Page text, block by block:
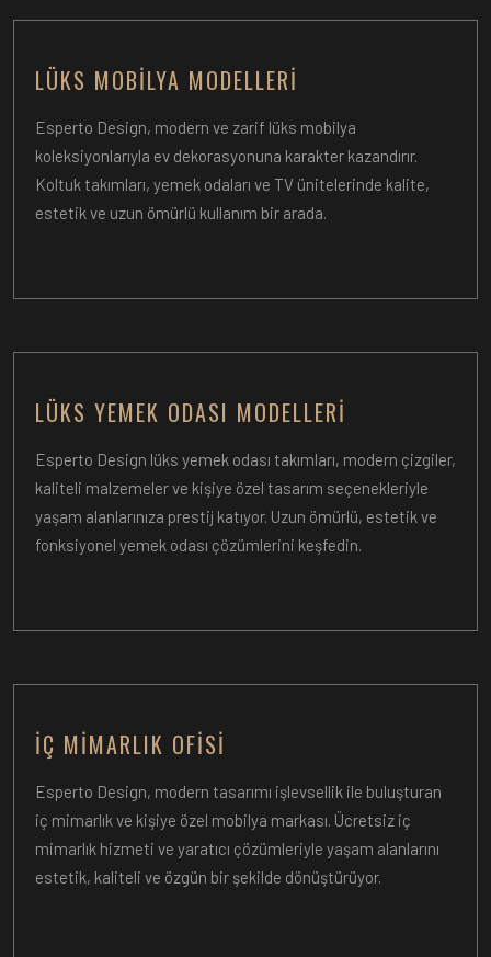
LÜKS MOBILYA MODELLERI
Esperto Design, modern ve zarif lüks mobilya
koleksiyonlarıyla ev dekorasyonuna karakter kazandırır.
Koltuk takımları, yemek odaları ve TV ünitelerinde kalite,
estetik ve uzun ömürlü kullanım bir arada.
LÜKS YEMEK ODASI MODELLERI
Esperto Design lüks yemek odası takımları, modern çizgiler,
kaliteli malzemeler ve kişiye özel tasarım seçenekleriyle
yaşam alanlarınıza prestij katıyor. Uzun ömürlü, estetik ve
fonksiyonel yemek odası çözümlerini keşfedin.
İÇ MIMARLIK OFISI
Esperto Design, modern tasarımı işlevsellik ile buluşturan
iç mimarlık ve kişiye özel mobilya markası. Ücretsiz iç
mimarlık hizmeti ve yaratıcı çözümleriyle yaşam alanlarını
estetik, kaliteli ve özgün bir şekilde dönüştürüyor.